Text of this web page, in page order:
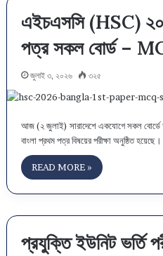
এইচএসসি (HSC)
পত্র সকল বোর্ড –
জুলাই ৩, ২০২৬ ৩২৫
আজ (২ জুলাই) সারাদেশে একযোগে সকল বোর্ডে
বাংলা প্রথম পত্র বিষয়ের পরীক্ষা অনুষ্ঠিত হয়েছে।
READ MORE »
প্রযুক্তি ইউনিট ভর্তি